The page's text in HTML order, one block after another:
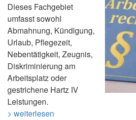
Dieses Fachgebiet
umfasst sowohl
Abmahnung, Kündigung,
Urlaub, Pflegezeit,
Nebentätigkeit, Zeugnis,
Diskriminierung am
Arbeitsplatz oder
gestrichene Hartz IV
Leistungen.
> weiterlesen